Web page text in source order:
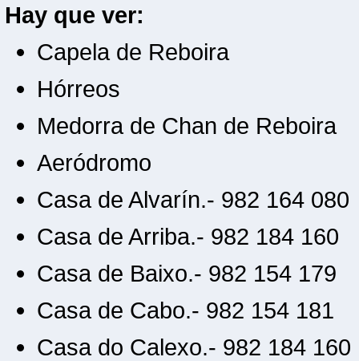
Hay que ver:
Capela de Reboira
Hórreos
Medorra de Chan de Reboira
Aeródromo
Casa de Alvarín.- 982 164 080
Casa de Arriba.- 982 184 160
Casa de Baixo.- 982 154 179
Casa de Cabo.- 982 154 181
Casa do Calexo.- 982 184 160